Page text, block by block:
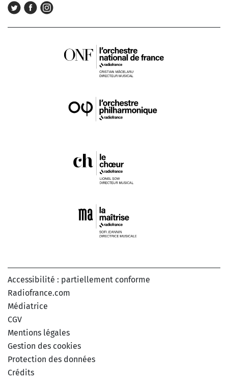
Accessibilité : partiellement conforme
Radiofrance.com
Médiatrice
CGV
Mentions légales
Gestion des cookies
Protection des données
Crédits